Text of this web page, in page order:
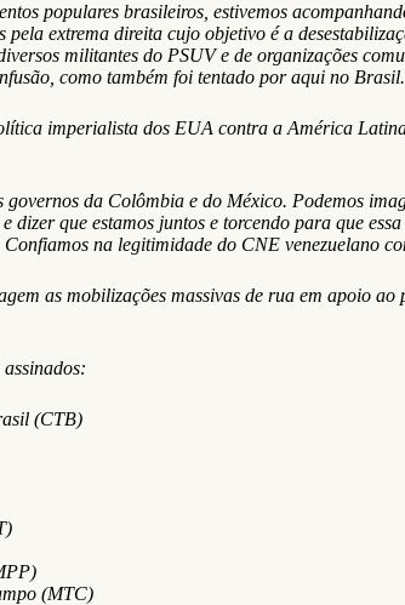
populares brasileiros, estivemos
extrema direita cujo objetivo é a
militantes do PSUV e de organizações
como também foi tentado por aqui no Brasil.
imperialista dos EUA contra a América
da Colômbia e do México. Podemos
que estamos juntos e torcendo para que
na legitimidade do CNE venezuelano
as mobilizações massivas de rua em apoio
(CTB)
(MTC)